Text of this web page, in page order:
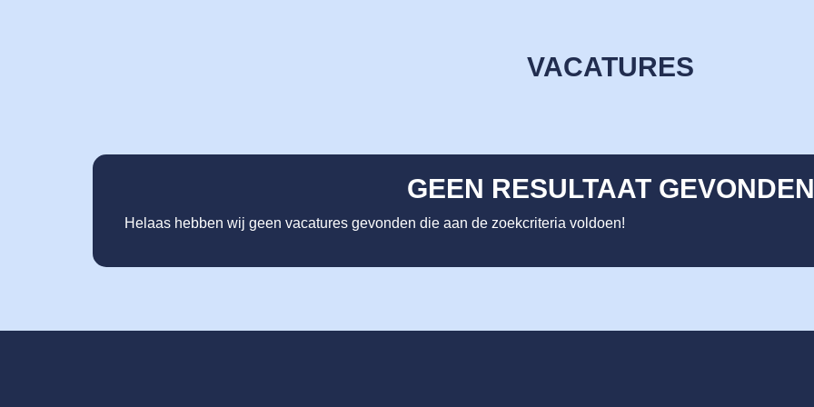
VACATURES
GEEN RESULTAAT GEVONDEN
Helaas hebben wij geen vacatures gevonden die aan de zoekcriteria voldoen!